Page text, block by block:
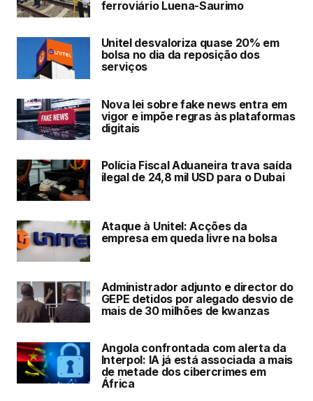
ferroviário Luena-Saurimo
Unitel desvaloriza quase 20% em
bolsa no dia da reposição dos
serviços
Nova lei sobre fake news entra em
vigor e impõe regras às plataformas
digitais
Polícia Fiscal Aduaneira trava saída
ilegal de 24,8 mil USD para o Dubai
Ataque à Unitel: Acções da
empresa em queda livre na bolsa
Administrador adjunto e director do
GEPE detidos por alegado desvio de
mais de 30 milhões de kwanzas
Angola confrontada com alerta da
Interpol: IA já está associada a mais
de metade dos cibercrimes em
África